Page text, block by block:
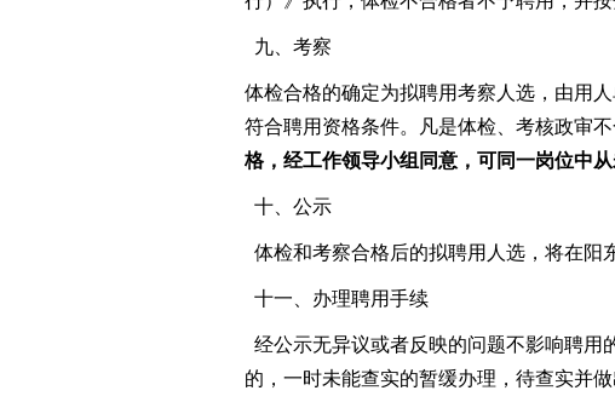
九、考察
体检合格的确定为拟聘用考察人选，由用
符合聘用资格条件。凡是体检、考核政审
格，经工作领导小组同意，可同一岗位中
十、公示
体检和考察合格后的拟聘用人选，将在阳
十一、办理聘用手续
经公示无异议或者反映的问题不影响聘用
的，一时未能查实的暂缓办理，待查实并